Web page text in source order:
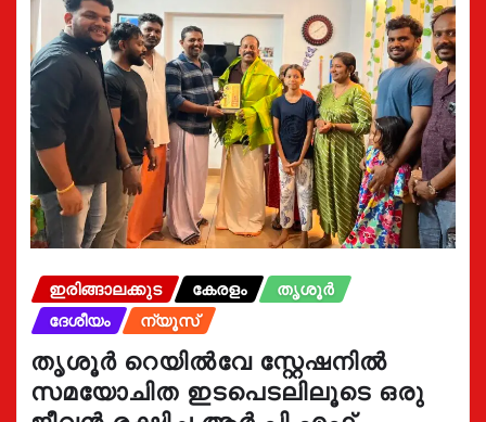
ഇരിങ്ങാലക്കുട കേരളം
തൃശൂർ
ദേശീയം
ന്യൂസ്
തൃശൂർ റെയിൽവേ സ്റ്റേഷനിൽ
സമയോചിത ഇടപെടലിലൂടെ ഒരു